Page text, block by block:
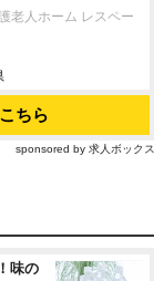
老人ホーム レスペー
ちら
sponsored by 求人ボックス
味の